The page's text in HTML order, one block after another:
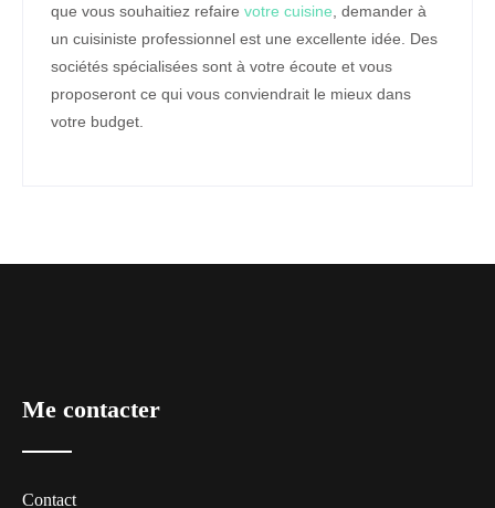
que vous souhaitiez refaire votre cuisine , demander à
un cuisiniste professionnel est une excellente idée. Des
sociétés spécialisées sont à votre écoute et vous
proposeront ce qui vous conviendrait le mieux dans
votre budget.
Me contacter
Contact